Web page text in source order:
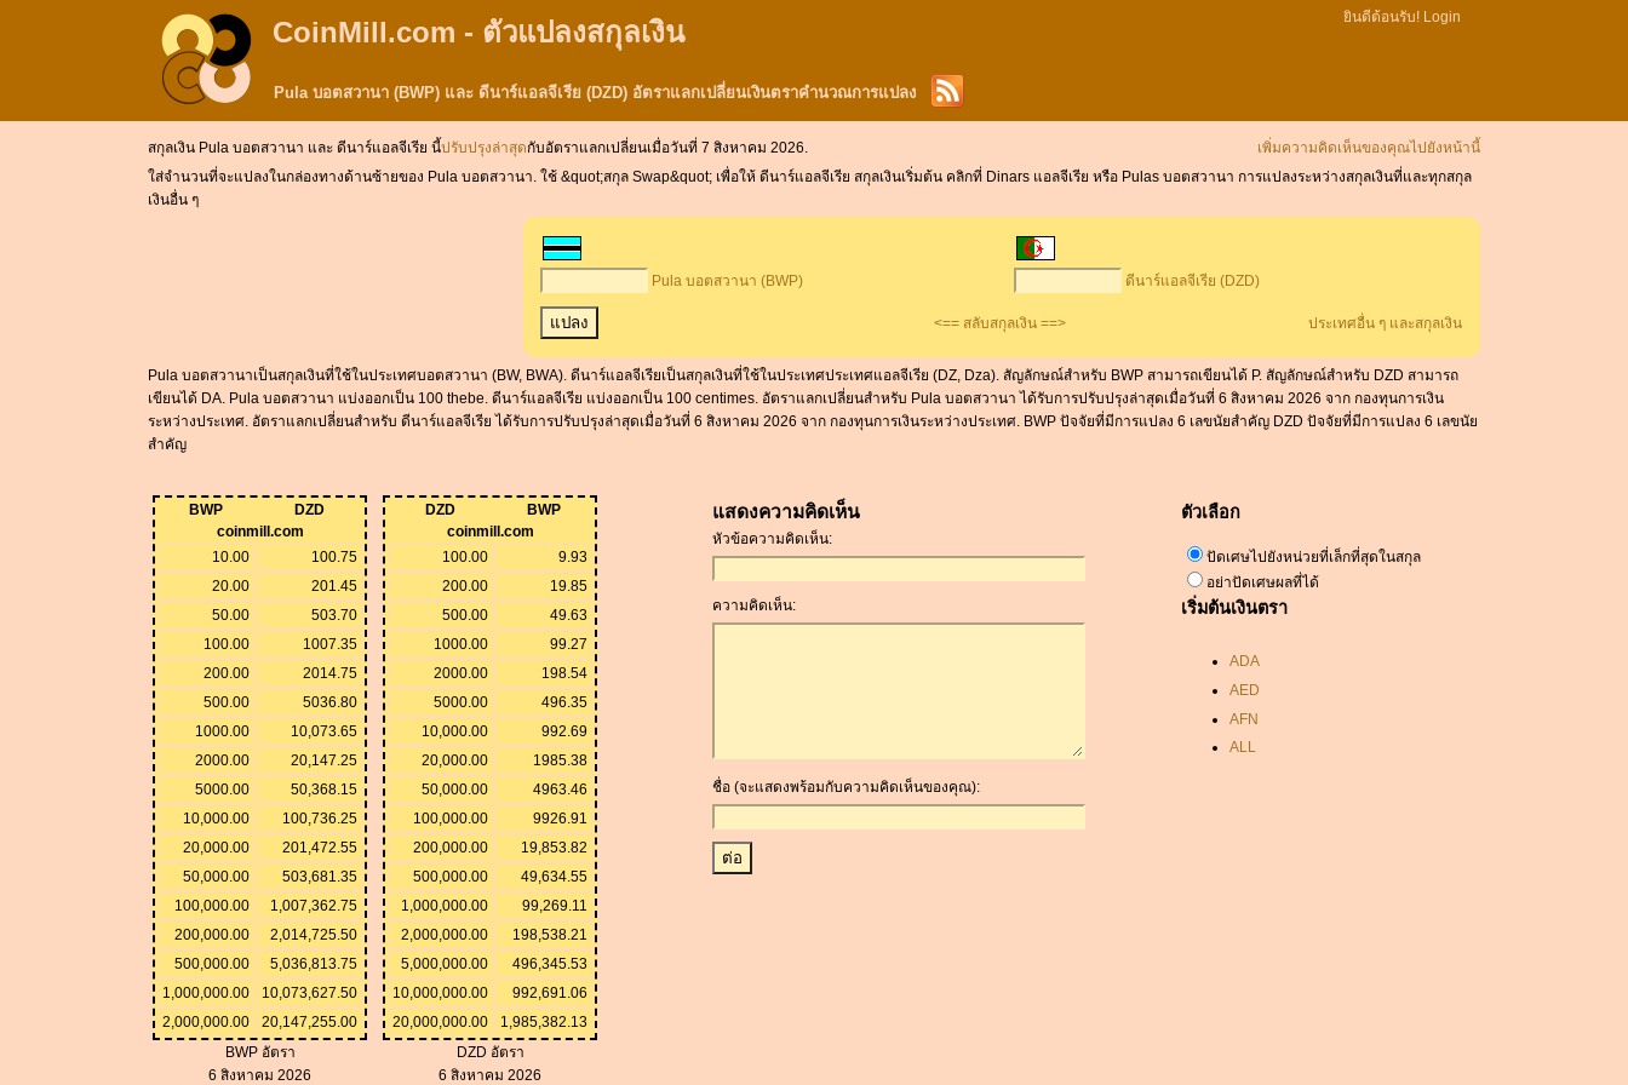
CoinMill.com - ตัวแปลงสกุลเงิน ยินดีต้อนรับ! Login
Pula บอตสวานา (BWP) และ ดีนาร์แอลจีเรีย (DZD) อัตราแลกเปลี่ยนเงินตราคำนวณการแปลง
เพิ่มความคิดเห็นของคุณไปยังหน้านี้
สกุลเงิน Pula บอตสวานา และ ดีนาร์แอลจีเรีย นี้ปรับปรุงล่าสุดกับอัตราแลกเปลี่ยนเมื่อวันที่ 7 สิงหาคม 2026.
ใส่จำนวนที่จะแปลงในกล่องทางด้านซ้ายของ Pula บอตสวานา. ใช้ &quot;สกุล Swap&quot; เพื่อให้ ดีนาร์แอลจีเรีย สกุลเงินเริ่มต้น คลิกที่ Dinars แอลจีเรีย หรือ Pulas บอตสวานา การแปลงระหว่างสกุลเงินที่และทุกสกุล
เงินอื่น ๆ
Pula บอตสวานา (BWP) ดีนาร์แอลจีเรีย (DZD)
<== สลับสกุลเงิน ==> ประเทศอื่น ๆ และสกุลเงิน
Pula บอตสวานาเป็นสกุลเงินที่ใช้ในประเทศบอตสวานา (BW, BWA). ดีนาร์แอลจีเรียเป็นสกุลเงินที่ใช้ในประเทศประเทศแอลจีเรีย (DZ, Dza). สัญลักษณ์สำหรับ BWP สามารถเขียนได้ P. สัญลักษณ์สำหรับ DZD สามารถ
เขียนได้ DA. Pula บอตสวานา แบ่งออกเป็น 100 thebe. ดีนาร์แอลจีเรีย แบ่งออกเป็น 100 centimes. อัตราแลกเปลี่ยนสำหรับ Pula บอตสวานา ได้รับการปรับปรุงล่าสุดเมื่อวันที่ 6 สิงหาคม 2026 จาก กองทุนการเงิน
ระหว่างประเทศ. อัตราแลกเปลี่ยนสำหรับ ดีนาร์แอลจีเรีย ได้รับการปรับปรุงล่าสุดเมื่อวันที่ 6 สิงหาคม 2026 จาก กองทุนการเงินระหว่างประเทศ. BWP ปัจจัยที่มีการแปลง 6 เลขนัยสำคัญ DZD ปัจจัยที่มีการแปลง 6 เลขนัย
สำคัญ
BWP
DZD
coinmill.com
10.00
100.75
20.00
201.45
50.00
503.70
100.00
1007.35
200.00
2014.75
500.00
5036.80
1000.00
10,073.65
2000.00
20,147.25
5000.00
50,368.15
10,000.00
100,736.25
20,000.00
201,472.55
50,000.00
503,681.35
100,000.00
1,007,362.75
200,000.00
2,014,725.50
500,000.00
5,036,813.75
1,000,000.00
10,073,627.50
2,000,000.00
20,147,255.00
BWP อัตรา
6 สิงหาคม 2026
DZD
BWP
coinmill.com
100.00
9.93
200.00
19.85
500.00
49.63
1000.00
99.27
2000.00
198.54
5000.00
496.35
10,000.00
992.69
20,000.00
1985.38
50,000.00
4963.46
100,000.00
9926.91
200,000.00
19,853.82
500,000.00
49,634.55
1,000,000.00
99,269.11
2,000,000.00
198,538.21
5,000,000.00
496,345.53
10,000,000.00
992,691.06
20,000,000.00
1,985,382.13
DZD อัตรา
6 สิงหาคม 2026
แสดงความคิดเห็น
หัวข้อความคิดเห็น:
ความคิดเห็น:
ชื่อ (จะแสดงพร้อมกับความคิดเห็นของคุณ):
ตัวเลือก
ปัดเศษไปยังหน่วยที่เล็กที่สุดในสกุล
อย่าปัดเศษผลที่ได้
เริ่มต้นเงินตรา
ADA
AED
AFN
ALL